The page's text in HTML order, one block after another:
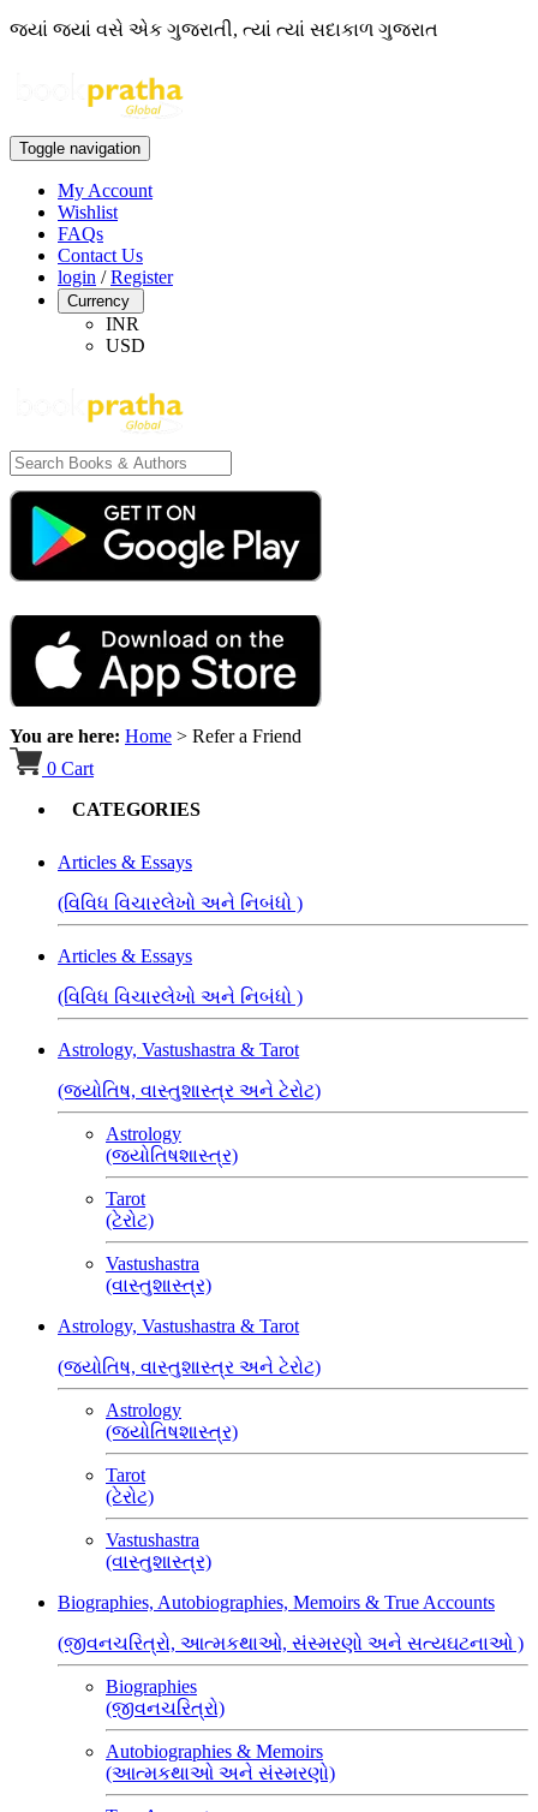
જ્યાં જ્યાં વસે એક ગુજરાતી, ત્યાં ત્યાં સદાકાળ ગુજરાત
Toggle navigation
My Account
Wishlist
FAQs
Contact Us
login /Register
Currency
INR
USD
You are here: Home > Refer a Friend
0 Cart
CATEGORIES
Articles & Essays
(વિવિધ વિચારલેખો અને નિબંધો )
Articles & Essays
(વિવિધ વિચારલેખો અને નિબંધો )
Astrology, Vastushastra & Tarot
(જ્યોતિષ, વાસ્તુશાસ્ત્ર અને ટેરોટ)
Astrology
(જ્યોતિષશાસ્ત્ર)
Tarot
(ટેરોટ)
Vastushastra
(વાસ્તુશાસ્ત્ર)
Astrology, Vastushastra & Tarot
(જ્યોતિષ, વાસ્તુશાસ્ત્ર અને ટેરોટ)
Astrology
(જ્યોતિષશાસ્ત્ર)
Tarot
(ટેરોટ)
Vastushastra
(વાસ્તુશાસ્ત્ર)
Biographies, Autobiographies, Memoirs & True Accounts
(જીવનચરિત્રો, આત્મકથાઓ, સંસ્મરણો અને સત્યઘટનાઓ )
Biographies
(જીવનચરિત્રો)
Autobiographies & Memoirs
(આત્મકથાઓ અને સંસ્મરણો)